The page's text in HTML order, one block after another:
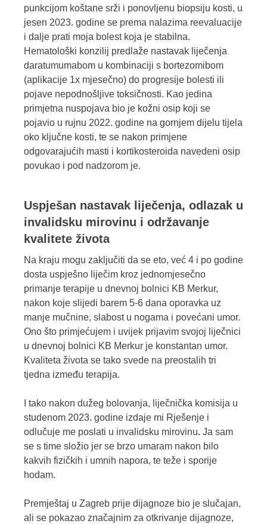
punkcijom koštane srži i ponovljenu biopsiju kosti, u
jesen 2023. godine se prema nalazima reevaluacije
i dalje prati moja bolest koja je stabilna.
Hematološki konzilij predlaže nastavak liječenja
daratumumabom u kombinaciji s bortezomibom
(aplikacije 1x mjesečno) do progresije bolesti ili
pojave nepodnošljive toksičnosti. Kao jedina
primjetna nuspojava bio je kožni osip koji se
pojavio u rujnu 2022. godine na gornjem dijelu tijela
oko ključne kosti, te se nakon primjene
odgovarajućih masti i kortikosteroida navedeni osip
povukao i pod nadzorom je.
Uspješan nastavak liječenja, odlazak u
invalidsku mirovinu i održavanje
kvalitete života
Na kraju mogu zaključiti da se eto, već 4 i po godine
dosta uspješno liječim kroz jednomjesečno
primanje terapije u dnevnoj bolnici KB Merkur,
nakon koje slijedi barem 5-6 dana oporavka uz
manje mučnine, slabost u nogama i povećani umor.
Ono što primjećujem i uvijek prijavim svojoj liječnici
u dnevnoj bolnici KB Merkur je konstantan umor.
Kvaliteta života se tako svede na preostalih tri
tjedna između terapija.
I tako nakon dužeg bolovanja, liječnička komisija u
studenom 2023. godine izdaje mi Rješenje i
odlučuje me poslati u invalidsku mirovinu. Ja sam
se s time složio jer se brzo umaram nakon bilo
kakvih fizičkih i umnih napora, te teže i sporije
hodam.
Premještaj u Zagreb prije dijagnoze bio je slučajan,
ali se pokazao značajnim za otkrivanje dijagnoze,